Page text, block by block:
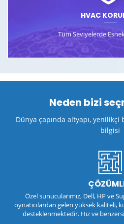
HVAC
Tüm Seviyelerde
Neden bizi
Dünya çapında altyapı,
bilgisi
Özel sunucularımız, Dell, HP ve
oynatıcılardan gelen yüksek kaliteli,
desteklenmektedir. Hız ve